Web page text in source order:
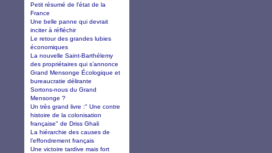
Petit résumé de l'état de la
France
Une belle panne qui devrait
inciter à réfléchir
Le retour des grandes lubies
économiques
La nouvelle Saint-Barthélemy
des propriétaires qui s’annonce
Grand Mensonge Écologique et
bureaucratie délirante
Sortons-nous du Grand
Mensonge ?
Un très grand livre :" Une contre
histoire de la colonisation
française" de Driss Ghali
La hiérarchie des causes de
l’effondrement français
Une victoire tardive mais fort